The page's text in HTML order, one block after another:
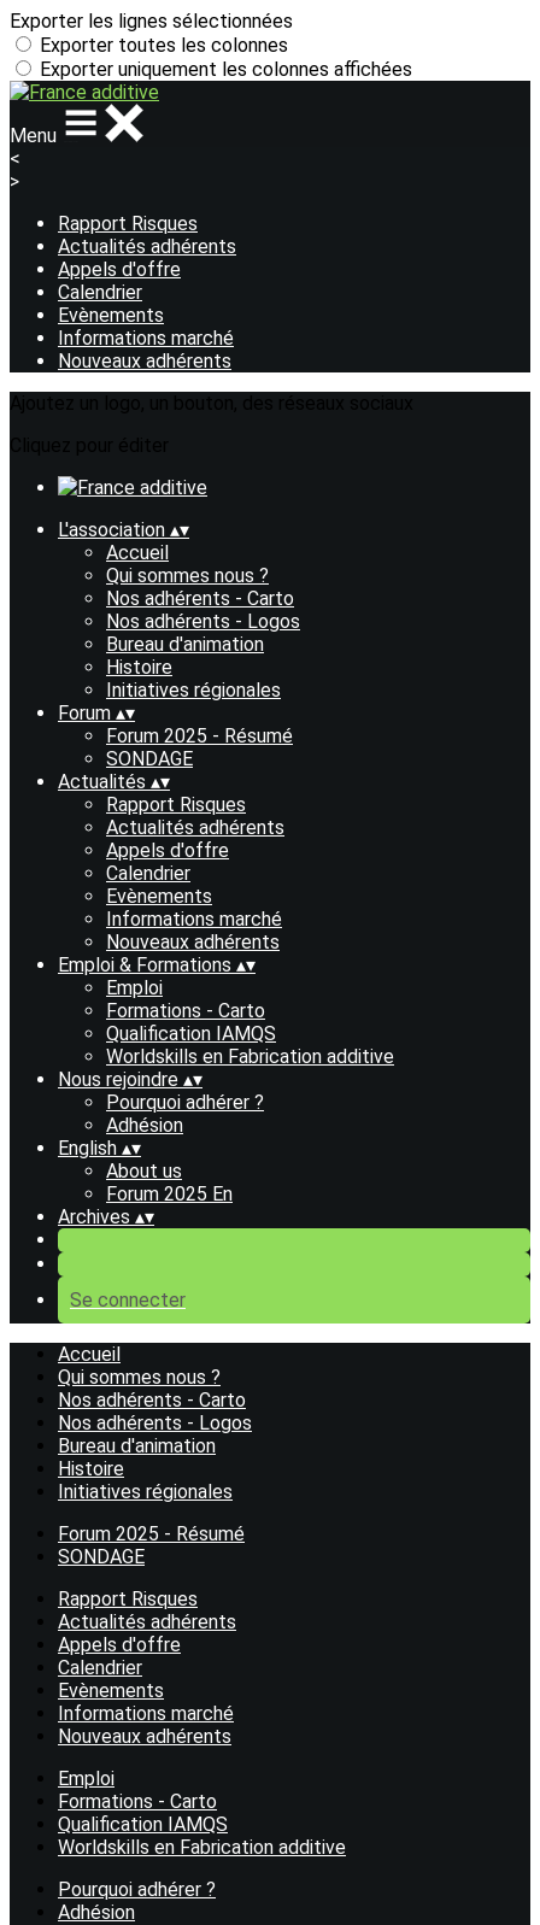
Exporter les lignes sélectionnées
Exporter toutes les colonnes
Exporter uniquement les colonnes affichées
Menu
<
>
Rapport Risques
Actualités adhérents
Appels d'offre
Calendrier
Evènements
Informations marché
Nouveaux adhérents
L'association ▴▾
Accueil
Qui sommes nous ?
Nos adhérents - Carto
Nos adhérents - Logos
Bureau d'animation
Histoire
Initiatives régionales
Forum ▴▾
Forum 2025 - Résumé
SONDAGE
Actualités ▴▾
Rapport Risques
Actualités adhérents
Appels d'offre
Calendrier
Evènements
Informations marché
Nouveaux adhérents
Emploi & Formations ▴▾
Emploi
Formations - Carto
Qualification IAMQS
Worldskills en Fabrication additive
Nous rejoindre ▴▾
Pourquoi adhérer ?
Adhésion
English ▴▾
About us
Forum 2025 En
Archives ▴▾
Se connecter
Accueil
Qui sommes nous ?
Nos adhérents - Carto
Nos adhérents - Logos
Bureau d'animation
Histoire
Initiatives régionales
Forum 2025 - Résumé
SONDAGE
Rapport Risques
Actualités adhérents
Appels d'offre
Calendrier
Evènements
Informations marché
Nouveaux adhérents
Emploi
Formations - Carto
Qualification IAMQS
Worldskills en Fabrication additive
Pourquoi adhérer ?
Adhésion